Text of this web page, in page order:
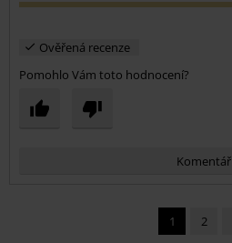
Ověřená recenze
Pomohlo Vám toto hodnocení?
Komentář
1 2